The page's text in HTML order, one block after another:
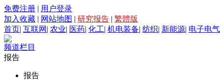
免费注册 | 用户登录
加入收藏 | 网站地图 | 研究报告 | 繁體版
首页| 互联网 | 农业| 医药| 化工| 机电装备| 纺织| 新能源| 电子电气
频道栏目
报告
报告